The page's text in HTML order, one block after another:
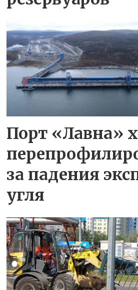
Порт «Лавна»
за падения
угля